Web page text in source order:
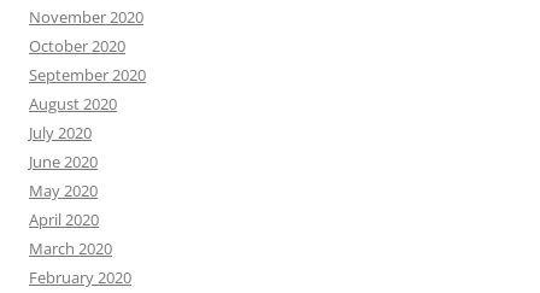
November 2020
October 2020
September 2020
August 2020
July 2020
June 2020
May 2020
April 2020
March 2020
February 2020